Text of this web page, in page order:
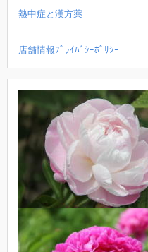
熱中症と漢方薬
店舗情報ﾌﾟﾗｲﾊﾞｼｰﾎﾟﾘｼｰ